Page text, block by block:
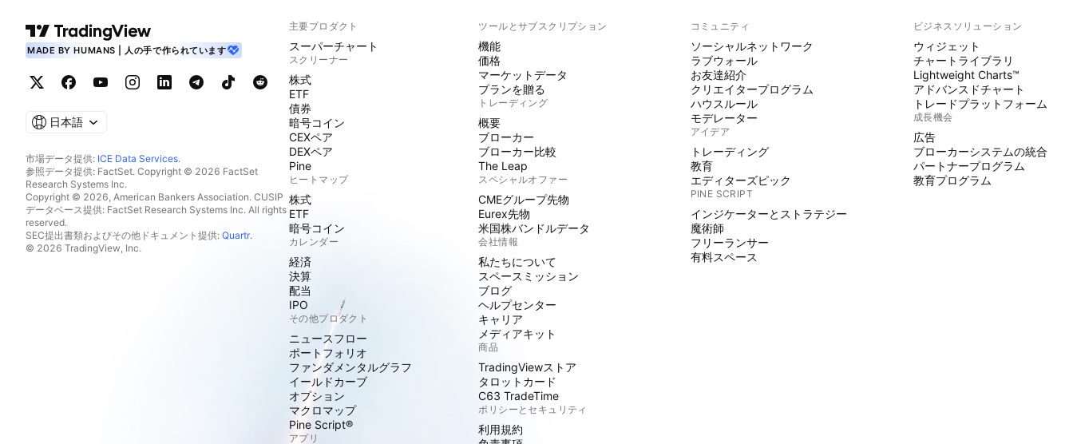
MADE BY HUMANS | 人の手で作られています
日本語
市場データ提供: ICE Data Services.
参照データ提供: FactSet. Copyright © 2026 FactSet
Research Systems Inc.
Copyright © 2026, American Bankers Association. CUSIP
データベース提供: FactSet Research Systems Inc. All rights
reserved.
SEC提出書類およびその他ドキュメント提供: Quartr.
© 2026 TradingView, Inc.
主要プロダクト
スーパーチャート
スクリーナー
株式
ETF
債券
暗号コイン
CEXペア
DEXペア
Pine
ヒートマップ
株式
ETF
暗号コイン
カレンダー
経済
決算
配当
IPO
その他プロダクト
ニュースフロー
ポートフォリオ
ファンダメンタルグラフ
イールドカーブ
オプション
マクロマップ
Pine Script®
アプリ
ツールとサブスクリプション
機能
価格
マーケットデータ
プランを贈る
トレーディング
概要
ブローカー
ブローカー比較
The Leap
スペシャルオファー
CMEグループ先物
Eurex先物
米国株バンドルデータ
会社情報
私たちについて
スペースミッション
ブログ
ヘルプセンター
キャリア
メディアキット
商品
TradingViewストア
タロットカード
C63 TradeTime
ポリシーとセキュリティ
利用規約
コミュニティ
ソーシャルネットワーク
ラブウォール
お友達紹介
クリエイタープログラム
ハウスルール
モデレーター
アイデア
トレーディング
教育
エディターズピック
PINE SCRIPT
インジケーターとストラテジー
魔術師
フリーランサー
有料スペース
ビジネスソリューション
ウィジェット
チャートライブラリ
Lightweight Charts™
アドバンスドチャート
トレードプラットフォーム
成長機会
広告
ブローカーシステムの統合
パートナープログラム
教育プログラム